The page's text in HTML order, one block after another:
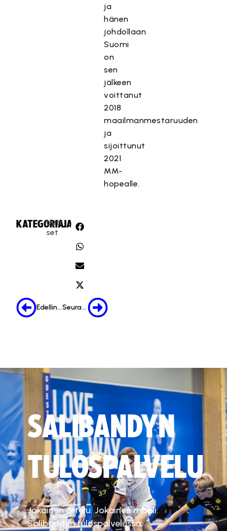
ja
hänen
johdollaan
Suomi
on
sen
jälkeen
voittanut
2018
maailmanmestaruuden
ja
sijoittunut
2021
MM-
hopealle.
KATEGORIA:
Uuti
set
JAA:
Edellinen Seuraava
SALIBANDYN
TULOSPALVELU
Jokainen ottelu. Jokainen maali.
Salibandyn tulospalvelussa.